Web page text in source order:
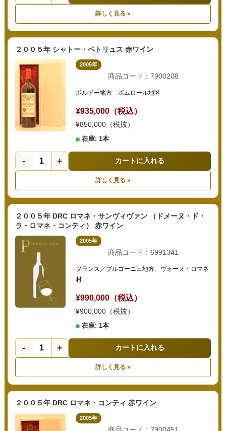
詳しく見る »
２００５年 シャトー・ペトリュス 赤ワイン
2005年
商品コード：7900208
ボルドー地方 ポムロール地区
¥935,000（税込）
¥850,000（税抜）
在庫: 1本
- + カートに入れる
詳しく見る »
２００５年 DRC ロマネ・サンヴィヴァン （ドメーヌ・ド・
ラ・ロマネ・コンティ） 赤ワイン
2005年
商品コード：6991341
フランス／ブルゴーニュ地方、ヴォーヌ・ロマネ
村
¥990,000（税込）
¥900,000（税抜）
在庫: 1本
- + カートに入れる
詳しく見る »
２００５年 DRC ロマネ・コンティ 赤ワイン
2005年